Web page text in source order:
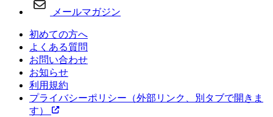
メールマガジン
初めての方へ
よくある質問
お問い合わせ
お知らせ
利用規約
プライバシーポリシー （外部リンク、別タブで開きま
す）